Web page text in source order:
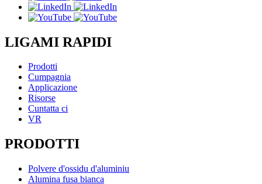
LIGAMI RAPIDI
Prodotti
Cumpagnia
Applicazione
Risorse
Cuntatta ci
VR
PRODOTTI
Polvere d'ossidu d'aluminiu
Alumina fusa bianca